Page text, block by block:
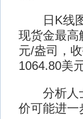
日K线图
现货金最高
元/盎司，
1064.80美
分析人士
价可能进一